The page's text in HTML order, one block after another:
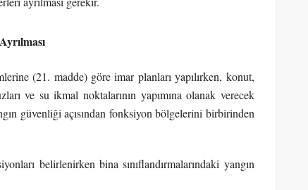
(21. madde) göre imar planları yapılırken, konut,
ve su ikmal noktalarının yapımına olanak verecek
güvenliği açısından fonksiyon bölgelerini birbirinden
belirlenirken bina sınıflandırmalarındaki yangın